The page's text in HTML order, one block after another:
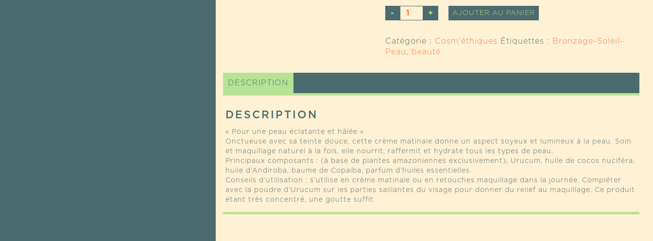
QUANTITÉ
DE
DE
TEINT
L'URUCUM
AJOUTER AU PANIER
Catégorie : Cosm'éthiques Étiquettes :
Bronzage-Soleil-
Peau, beauté
DESCRIPTION
DESCRIPTION
« Pour une peau éclatante et hâlée »
Onctueuse avec sa teinte douce, cette crème matinale donne un aspect soyeux et lumineux à la peau. Soin
et maquillage naturel à la fois, elle nourrit, raffermit et hydrate tous les types de peau.
Principaux composants : (à base de plantes amazoniennes exclusivement), Urucum, huile de cocos nuciféra,
huile d’Andiroba, baume de Copaiba, parfum d’huiles essentielles.
Conseils d’utilisation : s’utilise en crème matinale ou en retouches maquillage dans la journée. Compléter
avec la poudre d’Urucum sur les parties saillantes du visage pour donner du relief au maquillage. Ce produit
étant très concentré, une goutte suffit.